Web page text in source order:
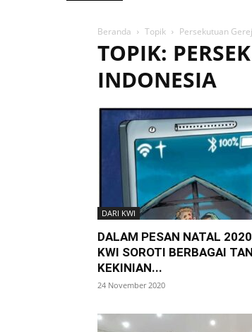
Beranda Topik Persekutuan
TOPIK:
INDONESIA
DARI KWI
DALAM PESAN NATAL
KWI SOROTI BERBAGAI
KEKINIAN...
24 November 2020